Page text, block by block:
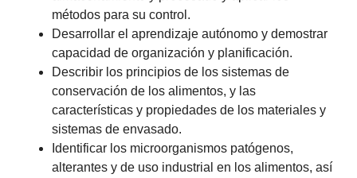
métodos para su control.
Desarrollar el aprendizaje autónomo y demostrar
capacidad de organización y planificación.
Describir los principios de los sistemas de
conservación de los alimentos, y las
características y propiedades de los materiales y
sistemas de envasado.
Identificar los microorganismos patógenos,
alterantes y de uso industrial en los alimentos, así